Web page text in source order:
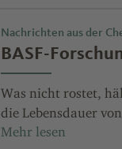
Nachrichten aus der
BASF-
Was nicht rostet,
die Lebensdauer